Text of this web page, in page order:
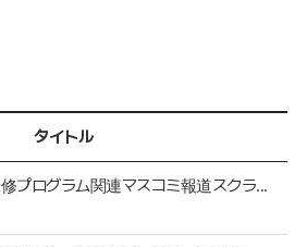
タイトル
プログラム関連マスコミ報道スクラ...